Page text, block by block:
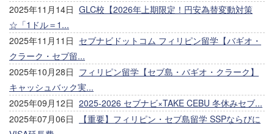
2025年11月14日 GLC校【2026年上期限定！円安為替変動対策
☆「1ドル＝1...
2025年11月11日 セブナビドットコム フィリピン留学【バギオ・
クラーク・セブ留...
2025年10月28日 フィリピン留学【セブ島・バギオ・クラーク】
キャッシュバック実...
2025年09月12日 2025-2026 セブナビ×TAKE CEBU 冬休みセブ...
2025年07月06日
【重要】フィリピン・セブ島留学 SSPならびに